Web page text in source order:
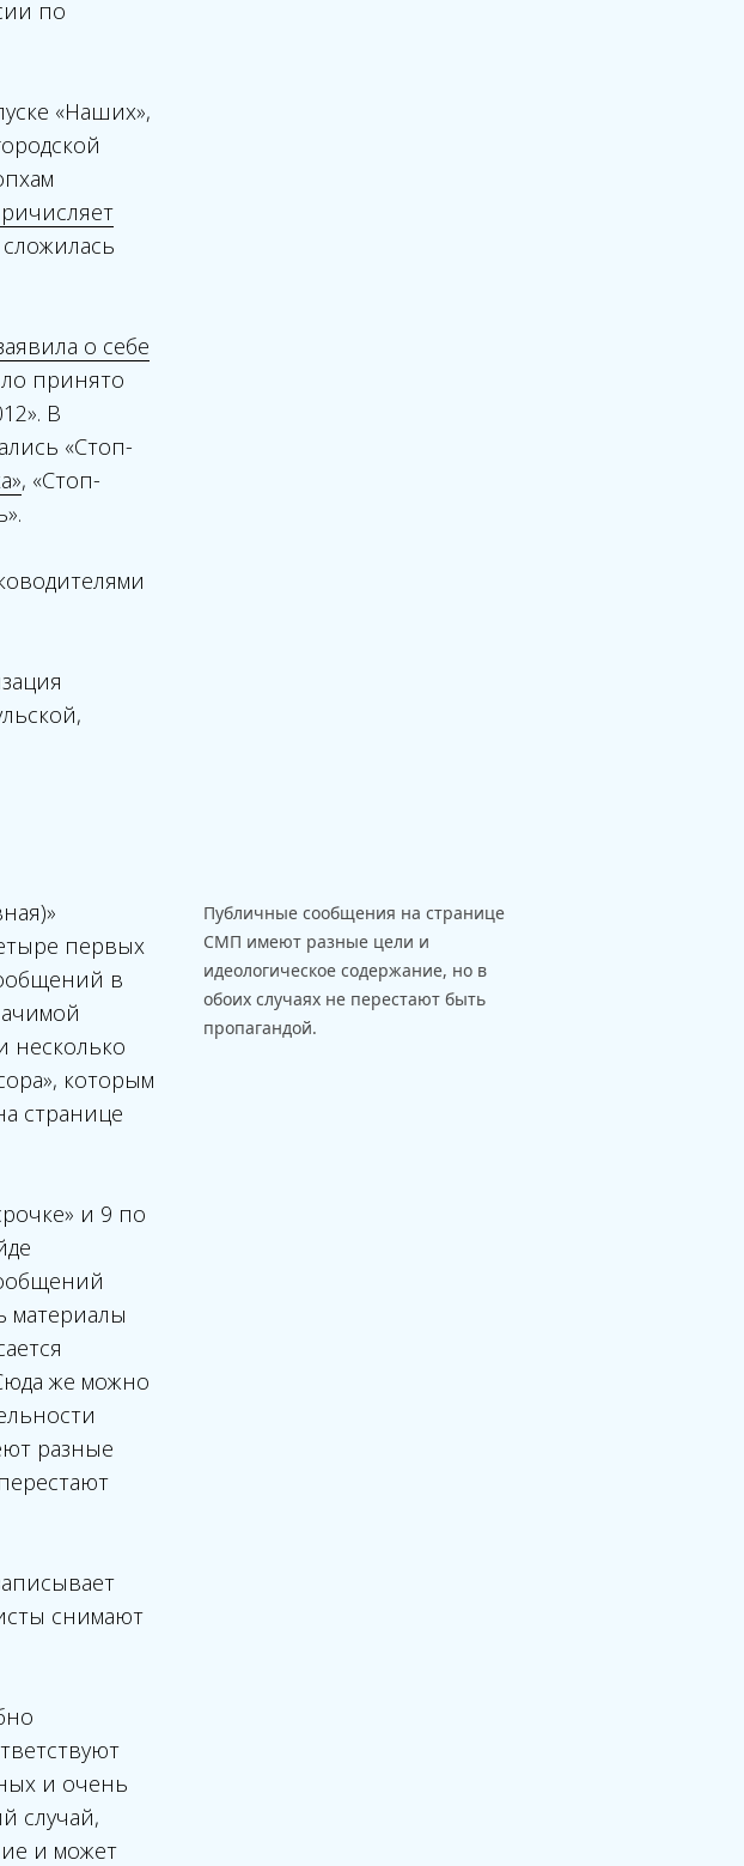
по
«Наших»,
о себе
принято
В
«Стоп-
, «Стоп-
первых
в
несколько
которым
странице
и 9 по
материалы
же можно
разные
снимают
и очень
случай,
и может
Публичные сообщения на странице
СМП имеют разные цели и
идеологическое содержание, но в
обоих случаях не перестают быть
пропагандой.